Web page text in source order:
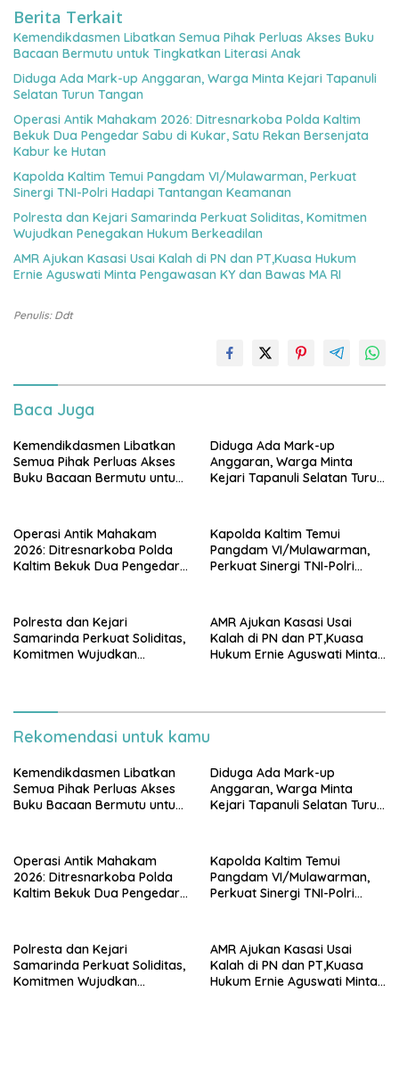
Berita Terkait
Kemendikdasmen Libatkan Semua Pihak Perluas Akses Buku
Bacaan Bermutu untuk Tingkatkan Literasi Anak
Diduga Ada Mark-up Anggaran, Warga Minta Kejari Tapanuli
Selatan Turun Tangan
Operasi Antik Mahakam 2026: Ditresnarkoba Polda Kaltim
Bekuk Dua Pengedar Sabu di Kukar, Satu Rekan Bersenjata
Kabur ke Hutan
Kapolda Kaltim Temui Pangdam VI/Mulawarman, Perkuat
Sinergi TNI-Polri Hadapi Tantangan Keamanan
Polresta dan Kejari Samarinda Perkuat Soliditas, Komitmen
Wujudkan Penegakan Hukum Berkeadilan
AMR Ajukan Kasasi Usai Kalah di PN dan PT,Kuasa Hukum
Ernie Aguswati Minta Pengawasan KY dan Bawas MA RI
Penulis: Ddt
Baca Juga
Kemendikdasmen Libatkan
Semua Pihak Perluas Akses
Buku Bacaan Bermutu untuk
Diduga Ada Mark-up
Anggaran, Warga Minta
Kejari Tapanuli Selatan Turun
Operasi Antik Mahakam
2026: Ditresnarkoba Polda
Kaltim Bekuk Dua Pengedar
Kapolda Kaltim Temui
Pangdam VI/Mulawarman,
Perkuat Sinergi TNI-Polri
Polresta dan Kejari
Samarinda Perkuat Soliditas,
Komitmen Wujudkan
AMR Ajukan Kasasi Usai
Kalah di PN dan PT,Kuasa
Hukum Ernie Aguswati Minta
Rekomendasi untuk kamu
Kemendikdasmen Libatkan
Semua Pihak Perluas Akses
Buku Bacaan Bermutu untuk
Diduga Ada Mark-up
Anggaran, Warga Minta
Kejari Tapanuli Selatan Turun
Operasi Antik Mahakam
2026: Ditresnarkoba Polda
Kaltim Bekuk Dua Pengedar
Kapolda Kaltim Temui
Pangdam VI/Mulawarman,
Perkuat Sinergi TNI-Polri
Polresta dan Kejari
Samarinda Perkuat Soliditas,
Komitmen Wujudkan
AMR Ajukan Kasasi Usai
Kalah di PN dan PT,Kuasa
Hukum Ernie Aguswati Minta